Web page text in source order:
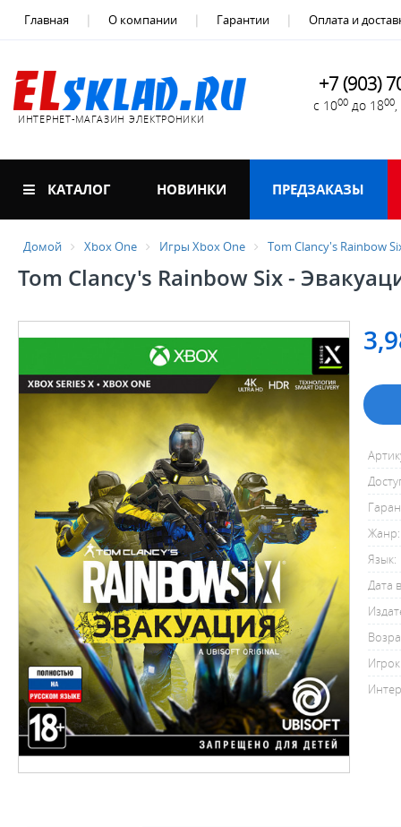
Главная О компании Гарантии Оплата и
ИНТЕРНЕТ-МАГАЗИН ЭЛЕКТРОНИКИ
+7 (903)
с 1000 до 1800
КАТАЛОГ НОВИНКИ ПРЕДЗАКАЗЫ
Домой Xbox One Игры Xbox One Tom Clancy's Rainbow
Tom Clancy's Rainbow Six -
Жанр:
Язык:
Дата